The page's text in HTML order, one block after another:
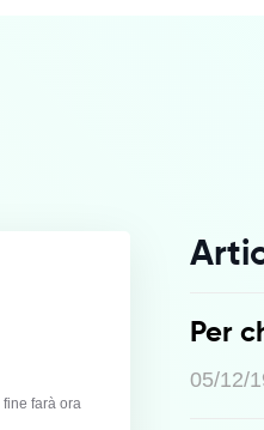
farà ora
Per
05/12/